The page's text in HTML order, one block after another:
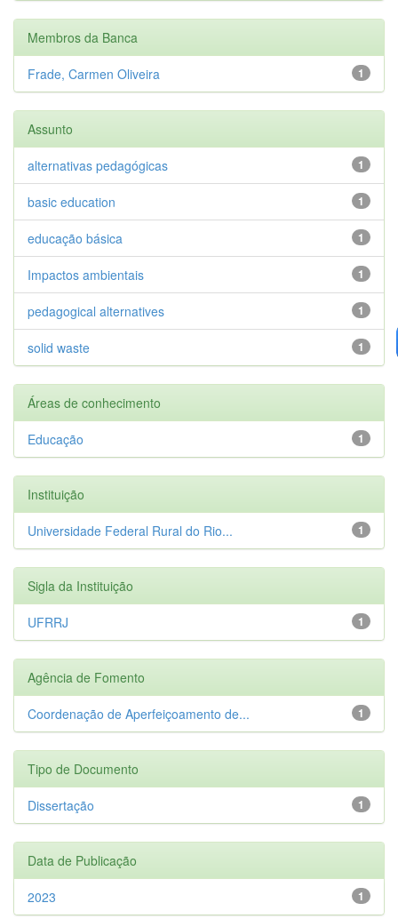
Membros da Banca
1
Frade, Carmen Oliveira
Assunto
1
alternativas pedagógicas
1
basic education
1
educação básica
1
Impactos ambientais
1
pedagogical alternatives
1
solid waste
Áreas de conhecimento
1
Educação
Instituição
1
Universidade Federal Rural do Rio...
Sigla da Instituição
1
UFRRJ
Agência de Fomento
1
Coordenação de Aperfeiçoamento de...
Tipo de Documento
1
Dissertação
Data de Publicação
1
2023